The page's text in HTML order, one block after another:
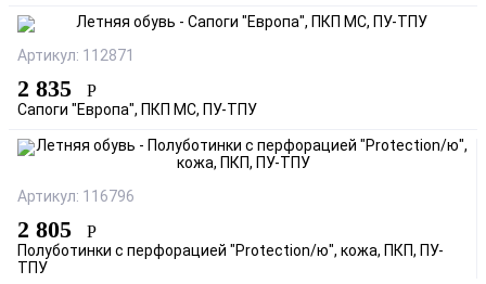
Артикул: 112871
2 835 Р
Сапоги "Европа", ПКП МС, ПУ-ТПУ
Артикул: 116796
2 805 Р
Полуботинки с перфорацией "Protection/ю", кожа, ПКП, ПУ-
ТПУ